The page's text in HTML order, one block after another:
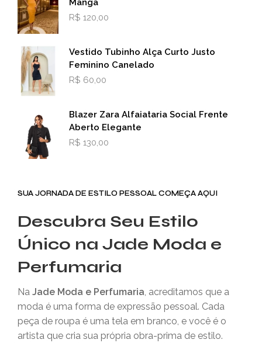
Manga
R$ 120,00
Vestido Tubinho Alça Curto Justo
Feminino Canelado
R$ 60,00
Blazer Zara Alfaiataria Social Frente
Aberto Elegante
R$ 130,00
SUA JORNADA DE ESTILO PESSOAL COMEÇA AQUI
Descubra Seu Estilo
Único na Jade Moda e
Perfumaria
Na Jade Moda e Perfumaria, acreditamos que a
moda é uma forma de expressão pessoal. Cada
peça de roupa é uma tela em branco, e você é o
artista que cria sua própria obra-prima de estilo.